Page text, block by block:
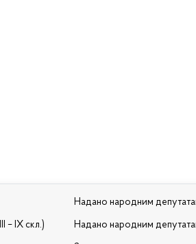
– IX скл.)
Надано народним
Надано народним